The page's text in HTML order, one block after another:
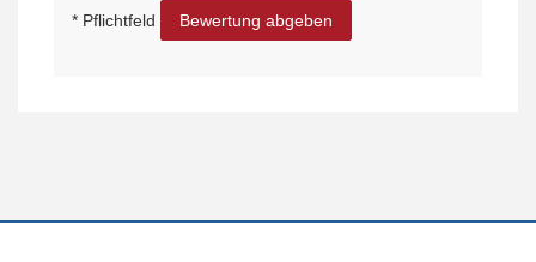
* Pflichtfeld Bewertung abgeben